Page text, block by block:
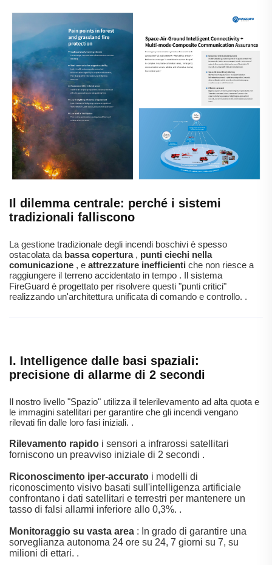
Il dilemma centrale: perché i sistemi
tradizionali falliscono
La gestione tradizionale degli incendi boschivi è spesso
ostacolata da bassa copertura , punti ciechi nella
comunicazione , e attrezzature inefficienti che non riesce a
raggiungere il terreno accidentato in tempo . Il sistema
FireGuard è progettato per risolvere questi "punti critici"
realizzando un'architettura unificata di comando e controllo. .
I. Intelligence dalle basi spaziali:
precisione di allarme di 2 secondi
Il nostro livello "Spazio" utilizza il telerilevamento ad alta quota e
le immagini satellitari per garantire che gli incendi vengano
rilevati fin dalle loro fasi iniziali. .
Rilevamento rapido i sensori a infrarossi satellitari
forniscono un preavviso iniziale di 2 secondi .
Riconoscimento iper-accurato i modelli di
riconoscimento visivo basati sull'intelligenza artificiale
confrontano i dati satellitari e terrestri per mantenere un
tasso di falsi allarmi inferiore allo 0,3%. .
Monitoraggio su vasta area : In grado di garantire una
sorveglianza autonoma 24 ore su 24, 7 giorni su 7, su
milioni di ettari. .